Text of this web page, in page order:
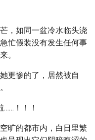
，如同一盆冷水临头浇
忙假装没有发生任何事
。
更惨的了，居然被自
！！！
旷的都市内，白日里繁